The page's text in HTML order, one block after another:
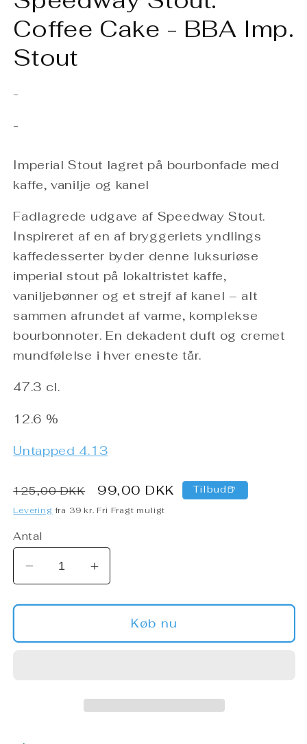
Coffee Cake - BBA Imp.
Stout
-
-
Imperial Stout lagret på bourbonfade med
kaffe, vanilje og kanel
Fadlagrede udgave af Speedway Stout.
Inspireret af en af bryggeriets yndlings
kaffedesserter byder denne luksuriøse
imperial stout på lokaltristet kaffe,
vaniljebønner og et strejf af kanel – alt
sammen afrundet af varme, komplekse
bourbonnoter. En dekadent duft og cremet
mundfølelse i hver eneste tår.
47.3 cl.
12.6 %
Untapped 4.13
Normalpris
125,00 DKK Udsalgspris
99,00 DKK Tilbud🍺
Levering fra 39 kr. Fri Fragt muligt
Antal
Reducer
antallet
for
-
Øg
antallet
for
AleSmith
-
Køb nu